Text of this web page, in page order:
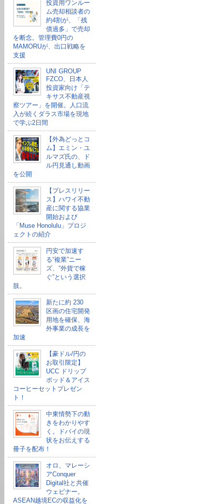
投資用ワンルー
ム売却相談者の
約4割が、「残
債過多」で売却
を断念。管理費0円の
MAMORUが、出口戦略を
支援
UNI GROUP
FZCO、日本人
投資家向け「テ
キサス不動産視
察ツアー」を開催。人口流
入が続くダラス市場を現地
で学ぶ2日間
【外為どっとコ
ム】エミン・ユ
ルマズ氏の、ド
ル円見通し動画
を公開
【プレスリリー
ス】ハワイ不動
産に関する協業
開始および
「Muse Honolulu」プロジ
ェクトの紹介
円安で加速す
る“複業”ニー
ズ、“外貨で稼
ぐ”という選択
肢。
新たに約 230
区画の住宅開発
用地を確保、海
外事業の成長を
加速
【豪ドル/円の
お取引限定】
UCC ドリップ
ポッド＆アイス
コーヒーセットプレゼン
ト！
中東情勢下の動
きをわかりやす
く。ドバイの現
状をお伝えする
冊子を配布！
オロ、マレーシ
アConquer
Digital社と共催
ウェビナー。
ASEAN越境ECの収益化を